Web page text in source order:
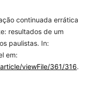
continuada errática
resultados de um
paulistas. In:
em:
viewFile/361/316.